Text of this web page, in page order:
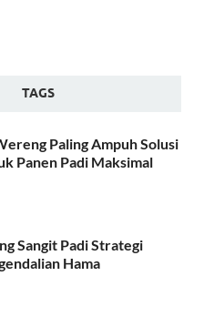
TAGS
Paling Ampuh Solusi
Panen Padi Maksimal
Sangit Padi Strategi
Hama